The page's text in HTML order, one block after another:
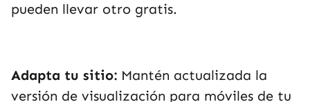
pueden llevar otro gratis.
Adapta tu sitio: Mantén actualizada la
versión de visualización para móviles de tu